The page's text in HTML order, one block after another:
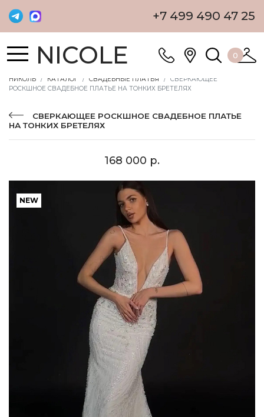
+7 499 490 47 25
NICOLE 0
НИКОЛЬ КАТАЛОГ СВАДЕБНЫЕ ПЛАТЬЯ
СВЕРКАЮЩЕЕ
РОСКШНОЕ СВАДЕБНОЕ ПЛАТЬЕ НА ТОНКИХ БРЕТЕЛЯХ
СВЕРКАЮЩЕЕ РОСКШНОЕ СВАДЕБНОЕ ПЛАТЬЕ
НА ТОНКИХ БРЕТЕЛЯХ
168 000 р.
NEW